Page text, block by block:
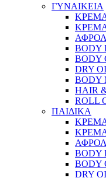
ΓΥΝΑΙΚΕΙΑ
BODY
BODY
DRY
BODY
HAIR
ROLL
ΠΑΙΔΙΚΑ
BODY
BODY
DRY